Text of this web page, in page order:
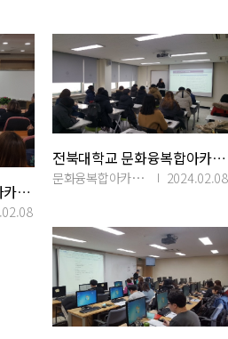
전북대학교 문화융복합아카이빙연구소 제 12 차 콜로키움(2018.05.15)
전북대학교 문화융복합아카이빙연구소 제 11 차 콜로키움(2018.02.23)
문화융복합아카이빙연구소 2024.02.08